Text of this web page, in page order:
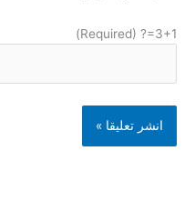
3+1=? (Required)